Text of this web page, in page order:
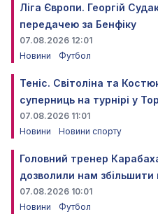
Ліга Європи. Георгій
передачею за Бенфіку
07.08.2026 12:01
Новини
Футбол
Теніс. Світоліна та
суперниць на турнірі у
07.08.2026 11:01
Новини
Новини спорту
Головний тренер
дозволили нам збільшити
07.08.2026 10:01
Новини
Футбол